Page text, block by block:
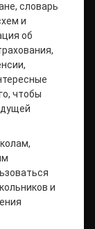
словарь
и
об
чтобы
и